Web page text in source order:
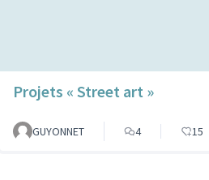
Projets « Street art »
GUYONNET 4 15